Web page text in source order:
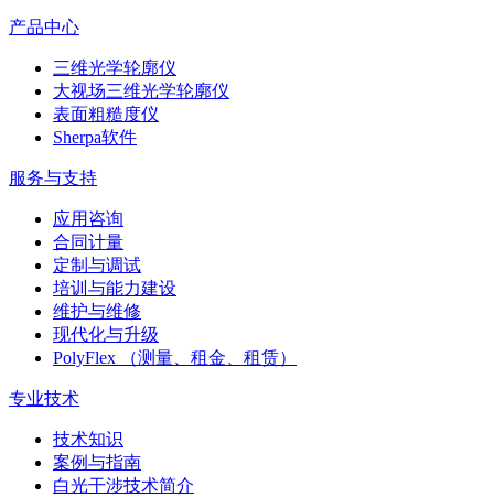
产品中心
三维光学轮廓仪
大视场三维光学轮廓仪
表面粗糙度仪
Sherpa软件
服务与支持
应用咨询
合同计量
定制与调试
培训与能力建设
维护与维修
现代化与升级
PolyFlex （测量、租金、租赁）
专业技术
技术知识
案例与指南
白光干涉技术简介